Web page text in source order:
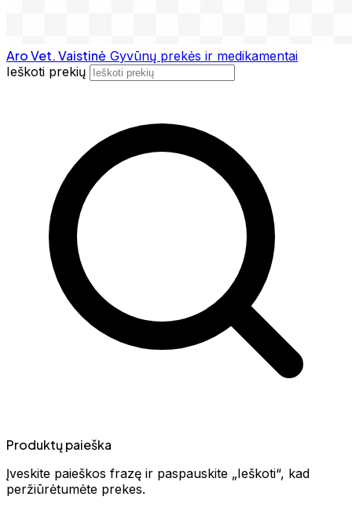
Aro Vet. Vaistinė Gyvūnų prekės ir medikamentai
Ieškoti prekių
Produktų paieška
Įveskite paieškos frazę ir paspauskite „Ieškoti“, kad
peržiūrėtumėte prekes.